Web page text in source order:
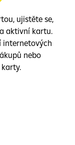
ujistěte se,
aktivní kartu.
internetových
nebo